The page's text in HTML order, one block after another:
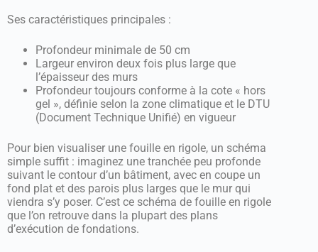
Ses caractéristiques principales :
Profondeur minimale de 50 cm
Largeur environ deux fois plus large que
l’épaisseur des murs
Profondeur toujours conforme à la cote « hors
gel », définie selon la zone climatique et le DTU
(Document Technique Unifié) en vigueur
Pour bien visualiser une fouille en rigole, un schéma
simple suffit : imaginez une tranchée peu profonde
suivant le contour d’un bâtiment, avec en coupe un
fond plat et des parois plus larges que le mur qui
viendra s’y poser. C’est ce schéma de fouille en rigole
que l’on retrouve dans la plupart des plans
d’exécution de fondations.